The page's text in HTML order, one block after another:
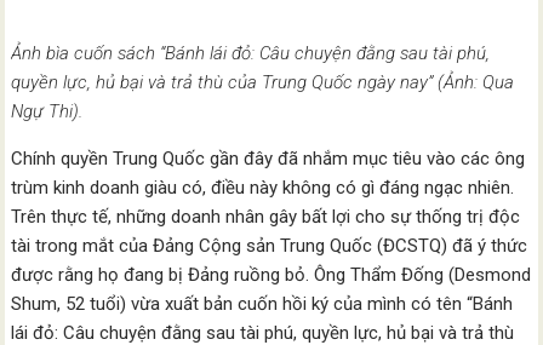
Ảnh bìa cuốn sách “Bánh lái đỏ: Câu chuyện đằng sau tài phú,
quyền lực, hủ bại và trả thù của Trung Quốc ngày nay” (Ảnh: Qua
Ngự Thi).
Chính quyền Trung Quốc gần đây đã nhắm mục tiêu vào các ông
trùm kinh doanh giàu có, điều này không có gì đáng ngạc nhiên.
Trên thực tế, những doanh nhân gây bất lợi cho sự thống trị độc
tài trong mắt của Đảng Cộng sản Trung Quốc (ĐCSTQ) đã ý thức
được rằng họ đang bị Đảng ruồng bỏ. Ông Thẩm Đống (Desmond
Shum, 52 tuổi) vừa xuất bản cuốn hồi ký của mình có tên “Bánh
lái đỏ: Câu chuyện đằng sau tài phú, quyền lực, hủ bại và trả thù